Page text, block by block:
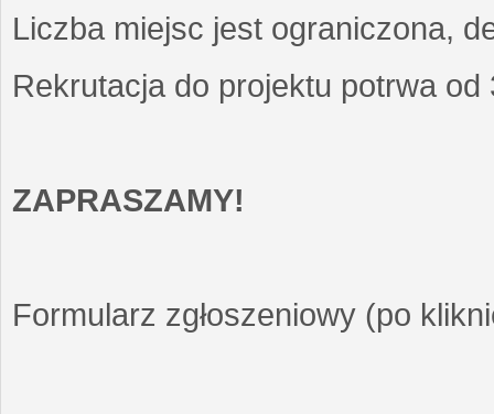
Liczba miejsc jest ograniczona,
Rekrutacja do projektu potrwa
ZAPRASZAMY!
Formularz zgłoszeniowy (po